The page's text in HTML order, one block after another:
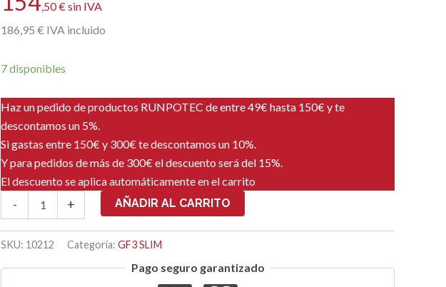
,50€ sin IVA
186 ,95 € IVA incluido
7 disponibles
Haz un pedido de productos RUNPOTEC de entre 49€ hasta 150€ y te
descontamos un 5%.
Si gastas entre 150€ y 300€ te descontamos un 10%.
Y para pedidos de más de 300€ el descuento será del 15%.
El descuento se aplica automáticamente en el carrito
-
CONTADOR
50
+ AÑADIR AL CARRITO
SKU: 10212 Categoría: GF3 SLIM
Pago seguro garantizado